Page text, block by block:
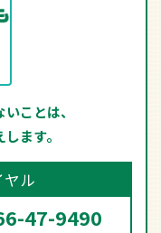
ことは、
ます。
ル
47-9490